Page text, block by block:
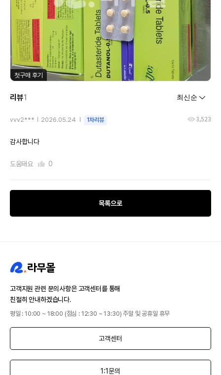
첫구매 후기
리뷰1
vvv2*** 2026.05.24 1차리뷰 3,523
감사합니다
도움돼요 0
목록으로
고객지원 관련 문의사항은 고객센터를 통해
친절히 안내하겠습니다.
평일 : 10:00 ~ 18:00 (점심 : 12:30 ~ 13:30) 주말 및 공휴일 휴무
고객센터
1:1문의